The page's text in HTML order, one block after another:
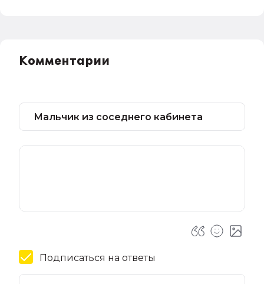
Комментарии
Подписаться на ответы